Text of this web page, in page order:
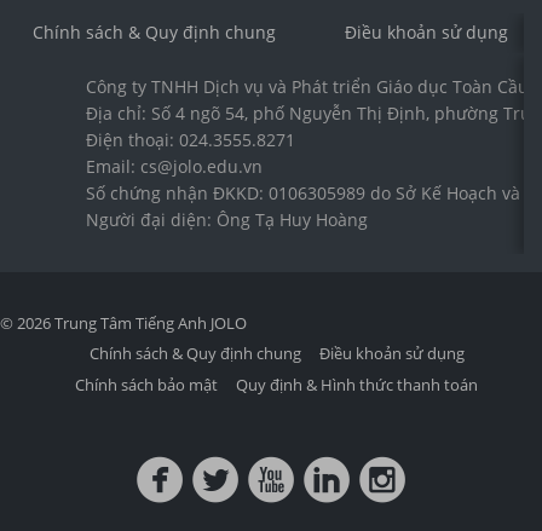
Chính sách & Quy định chung Điều khoản sử dụng
Công ty TNHH Dịch vụ và Phát triển Giáo dục Toàn Cầu
Địa chỉ: Số 4 ngõ 54, phố Nguyễn Thị Định, phường
Điện thoại: 024.3555.8271
Email: cs@jolo.edu.vn
Số chứng nhận ĐKKD: 0106305989 do Sở Kế Hoạch và
Người đại diện: Ông Tạ Huy Hoàng
© 2026 Trung Tâm Tiếng Anh JOLO
Chính sách & Quy định chung
Điều khoản sử dụng
Chính sách bảo mật
Quy định & Hình thức thanh toán
circlefacebookcircletwitterbirdcircleyoutubecirclelinkedincircleinstagram